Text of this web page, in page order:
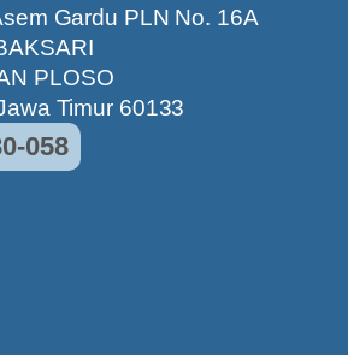
Gardu PLN No. 16A
PLOSO
Timur 60133
058